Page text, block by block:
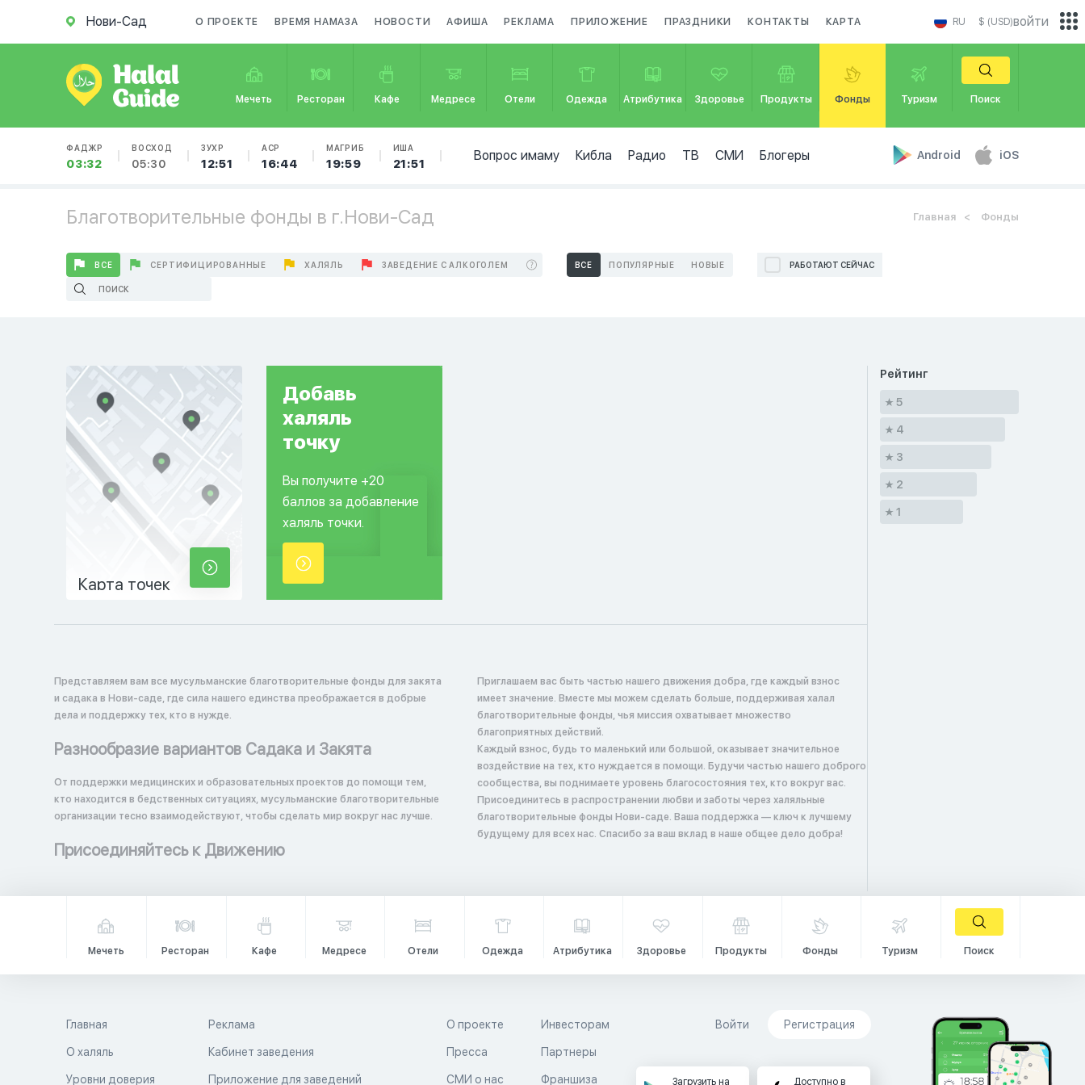
Нови-Сад О ПРОЕКТЕ ВРЕМЯ НАМАЗА НОВОСТИ АФИША РЕКЛАМА ПРИЛОЖЕНИЕ ПРАЗДНИКИ КОНТАКТЫ КАРТА RU $ (USD)
Мечеть Ресторан Кафе Медресе Отели Одежда Атрибутика Здоровье Продукты Фонды Туризм Поиск
ФАДЖР
03:32
ВОСХОД
05:30
ЗУХР
12:51
АСР
16:44
МАГРИБ
19:59
ИША
21:51
Вопрос имаму Кибла Радио ТВ СМИ Блогеры Android iOS
войти
Благотворительные фонды в г.Нови-Сад Главная Фонды
ВСЕ СЕРТИФИЦИРОВАННЫЕ ХАЛЯЛЬ ЗАВЕДЕНИЕ С АЛКОГОЛЕМ ВСЕ ПОПУЛЯРНЫЕ НОВЫЕ РАБОТАЮТ СЕЙЧАС
Карта точек
Добавь
халяль
точку
Вы получите +20
баллов за добавление
халяль точки.
Представляем вам все мусульманские благотворительные фонды для закята
и садака в Нови-саде, где сила нашего единства преображается в добрые
дела и поддержку тех, кто в нужде.
Разнообразие вариантов Садака и Закята
От поддержки медицинских и образовательных проектов до помощи тем,
кто находится в бедственных ситуациях, мусульманские благотворительные
организации тесно взаимодействуют, чтобы сделать мир вокруг нас лучше.
Присоединяйтесь к Движению
Приглашаем вас быть частью нашего движения добра, где каждый взнос
имеет значение. Вместе мы можем сделать больше, поддерживая халал
благотворительные фонды, чья миссия охватывает множество
благоприятных действий.
Каждый взнос, будь то маленький или большой, оказывает значительное
воздействие на тех, кто нуждается в помощи. Будучи частью нашего доброго
сообщества, вы поднимаете уровень благосостояния тех, кто вокруг вас.
Присоединитесь в распространении любви и заботы через халяльные
благотворительные фонды Нови-саде. Ваша поддержка — ключ к лучшему
будущему для всех нас. Спасибо за ваш вклад в наше общее дело добра!
Рейтинг
5
4
3
2
1
Мечеть Ресторан Кафе Медресе Отели Одежда Атрибутика Здоровье Продукты Фонды Туризм Поиск
Главная
О халяль
Уровни доверия
Реклама
Кабинет заведения
Приложение для заведений
О проекте
Пресса
СМИ о нас
Инвесторам
Партнеры
Франшиза
Войти Регистрация
Загрузить на Доступно в